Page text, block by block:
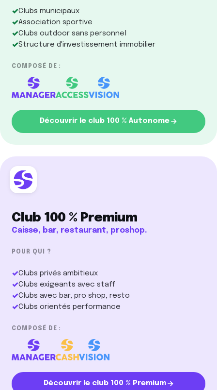
✓Clubs municipaux
✓Association sportive
✓Clubs outdoor sans personnel
✓Structure d'investissement immobilier
COMPOSÉ DE :
Découvrir le club 100 % Autonome
Club 100 % Premium
Caisse, bar, restaurant, proshop.
POUR QUI ?
✓Clubs privés ambitieux
✓Clubs exigeants avec staff
✓Clubs avec bar, pro shop, resto
✓Clubs orientés performance
COMPOSÉ DE :
Découvrir le club 100 % Premium